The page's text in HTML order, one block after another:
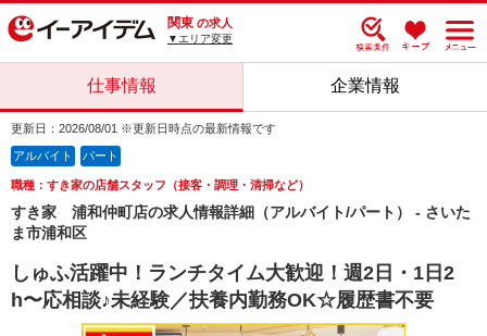
関東 の求人
▼エリア変更
仕事情報 企業情報
更新日：2026/08/01 ※更新日時点の最新情報です
アルバイト パート
職種：すき家の店舗スタッフ（接客・調理・清掃など）
すき家 浦和仲町店の求人情報詳細（アルバイト/パート） - さいた
ま市浦和区
しゅふ活躍中！ランチタイム大歓迎！週2日・1日2
h〜応相談♪未経験／扶養内勤務OK☆履歴書不要